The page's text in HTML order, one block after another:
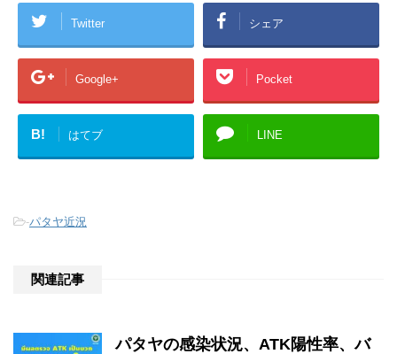
Twitter シェア
Google+ Pocket
B! はてブ LINE
-パタヤ近況
関連記事
パタヤの感染状況、ATK陽性率、バ